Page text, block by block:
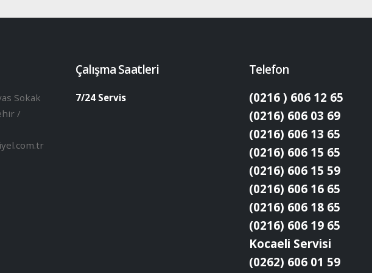
Sokak
/
Çalışma Saatleri
7/24 Servis
Telefon
(0216 ) 606 12 65
(0216) 606 03 69
(0216) 606 13 65
(0216) 606 15 65
(0216) 606 15 59
(0216) 606 16 65
(0216) 606 18 65
(0216) 606 19 65
Kocaeli Servisi
(0262) 606 01 59